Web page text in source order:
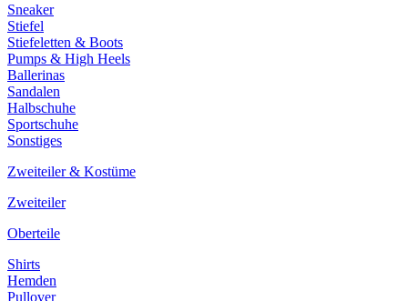
Sneaker
Stiefel
Stiefeletten & Boots
Pumps & High Heels
Ballerinas
Sandalen
Halbschuhe
Sportschuhe
Sonstiges
Zweiteiler & Kostüme
Zweiteiler
Oberteile
Shirts
Hemden
Pullover